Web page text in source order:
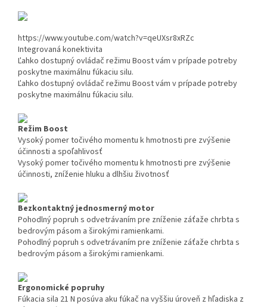
https://www.youtube.com/watch?v=qeUXsr8xRZc
Integrovaná konektivita
Ľahko dostupný ovládač režimu Boost vám v prípade potreby
poskytne maximálnu fúkaciu silu.
Ľahko dostupný ovládač režimu Boost vám v prípade potreby
poskytne maximálnu fúkaciu silu.
Režim Boost
Vysoký pomer točivého momentu k hmotnosti pre zvýšenie
účinnosti a spoľahlivosť
Vysoký pomer točivého momentu k hmotnosti pre zvýšenie
účinnosti, zníženie hluku a dlhšiu životnosť
Bezkontaktný jednosmerný motor
Pohodlný popruh s odvetrávaním pre zníženie záťaže chrbta s
bedrovým pásom a širokými ramienkami.
Pohodlný popruh s odvetrávaním pre zníženie záťaže chrbta s
bedrovým pásom a širokými ramienkami.
Ergonomické popruhy
Fúkacia sila 21 N posúva aku fúkač na vyššiu úroveň z hľadiska z